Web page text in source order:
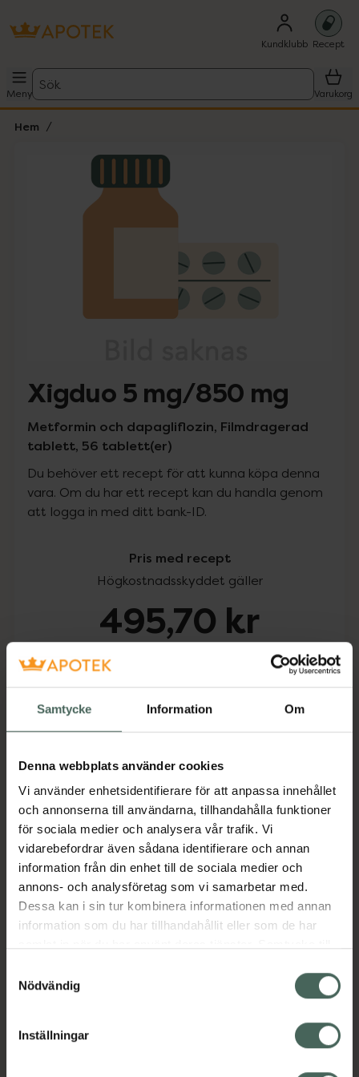
Samtycke Information Om
Denna webbplats använder cookies
Vi använder enhetsidentifierare för att anpassa innehållet
och annonserna till användarna, tillhandahålla funktioner
för sociala medier och analysera vår trafik. Vi
vidarebefordrar även sådana identifierare och annan
information från din enhet till de sociala medier och
annons- och analysföretag som vi samarbetar med.
Dessa kan i sin tur kombinera informationen med annan
information som du har tillhandahållit eller som de har
återkalla ditt samtycke via webbplatsens
cookieinställningar. Ett återkallat samtycke påverkar inte
lagligheten av behandling som skett innan återkallelsen.
Nödvändig
Inställningar
Kundklubb Recept
Meny
Sök
Varukorg
Hem
Lista: . Innehåller 1 objekt.
Xigduo 5 mg/850 mg
Metformin och dapagliflozin, Filmdragerad
tablett, 56 tablett(er)
Du behöver ett recept för att kunna köpa denna
vara. Om du har ett recept kan du handla genom
att logga in med ditt bank-ID.
Pris med recept
Högkostnadsskyddet gäller
495,70 kr
Köp via ditt recept
Beskrivning Dölj
Läs alltid bipacksedeln innan
användning.
EAN:07046260549500
Visa